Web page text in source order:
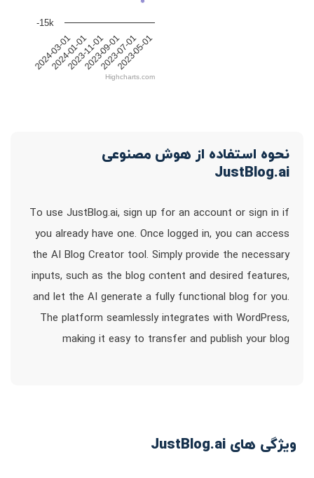
2024-03-01
2024-01-01
2023-11-01
2023-09-01
2023-07-01
2023-05-01
-15k
Highcharts.com
نحوه استفاده از هوش مصنوعی
JustBlog.ai
To use JustBlog.ai, sign up for an account or sign in if
you already have one. Once logged in, you can access
the AI Blog Creator tool. Simply provide the necessary
inputs, such as the blog content and desired features,
and let the AI generate a fully functional blog for you.
The platform seamlessly integrates with WordPress,
making it easy to transfer and publish your blog
ویژگی های JustBlog.ai